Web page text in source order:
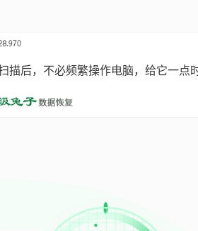
描后，不必频繁操作电脑，给它一